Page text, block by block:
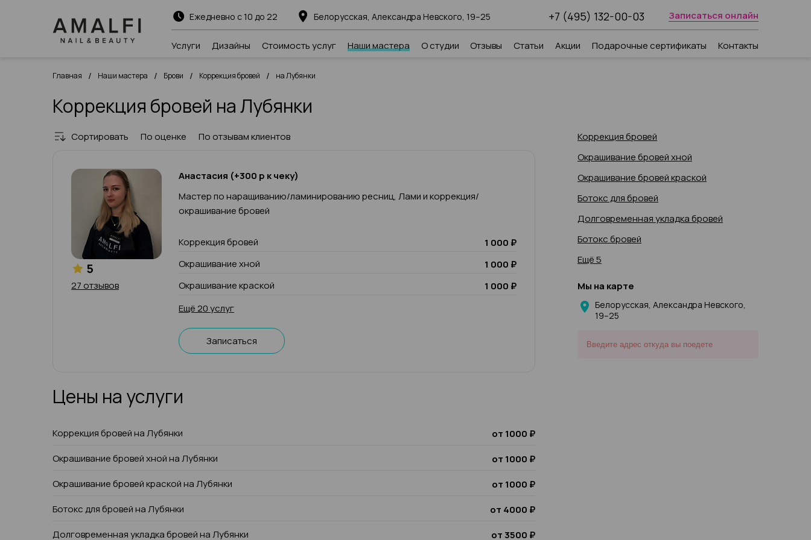
Ежедневно с 10 до 22 Белорусская, Александра Невского, 19–25 +7 (495) 132-00-03 Записаться онлайн
Услуги Дизайны Стоимость услуг Наши мастера О студии Отзывы Статьи Акции Подарочные сертификаты Контакты
Главная / Наши мастера / Брови / Коррекция бровей / на Лубянки
Коррекция бровей на Лубянки
Сортировать По оценке По отзывам клиентов
5
27 отзывов
Анастасия (+300 р к чеку)
Мастер по наращиванию/ламинированию ресниц, Лами и коррекция/
окрашивание бровей
Коррекция бровей
1 000 ₽
Окрашивание хной
1 000 ₽
Окрашивание краской
1 000 ₽
Ещё 20 услуг
Записаться
Цены на услуги
Коррекция бровей на Лубянки
от 1000 ₽
Окрашивание бровей хной на Лубянки
от 1000 ₽
Окрашивание бровей краской на Лубянки
от 1000 ₽
Ботокс для бровей на Лубянки
от 4000 ₽
Долговременная укладка бровей на Лубянки
от 3500 ₽
Коррекция бровей
Окрашивание бровей хной
Окрашивание бровей краской
Ботокс для бровей
Долговременная укладка бровей
Ботокс бровей
Ещё 5
Мы на карте
Белорусская, Александра Невского,
19–25